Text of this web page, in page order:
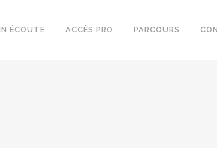
ÉCOUTE ACCÈS PRO PARCOURS